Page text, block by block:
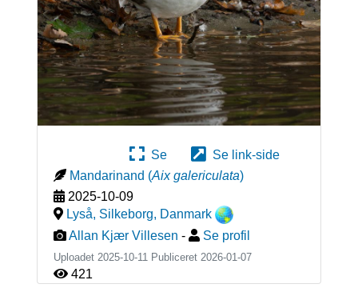
Se
Se link-side
Mandarinand (Aix galericulata)
2025-10-09
Lyså, Silkeborg, Danmark
Allan Kjær Villesen - Se profil
Uploadet 2025-10-11 Publiceret 2026-01-07
421